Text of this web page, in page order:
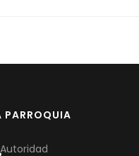
PARROQUIA